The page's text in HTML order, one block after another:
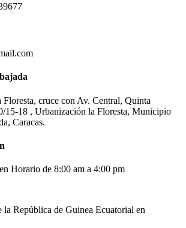
cruce con Av. Central, Quinta
15-18 , Urbanización la Floresta, Municipio
Caracas.
Horario de 8:00 am a 4:00 pm
la República de Guinea Ecuatorial en